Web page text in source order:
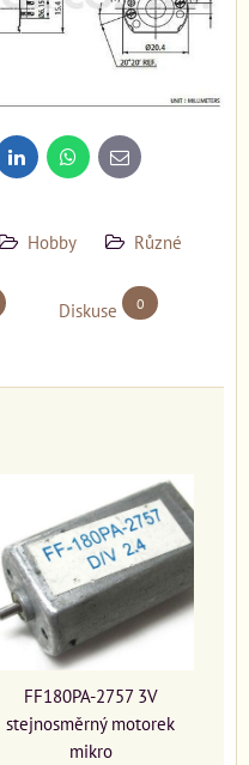
LinkedInWhatsApp
E-
mail
Hobby Různé
Diskuse 0
FF180PA-2757 3V
stejnosměrný motorek
mikro